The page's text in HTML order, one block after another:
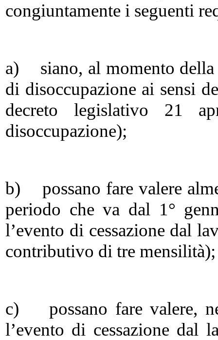
congiuntamente i seguenti
a) siano, al momento della
di disoccupazione ai sensi
decreto legislativo 21
disoccupazione);
b) possano fare valere
periodo che va dal 1°
l’evento di cessazione dal
contributivo di tre mensilità);
c) possano fare valere,
l’evento di cessazione dal